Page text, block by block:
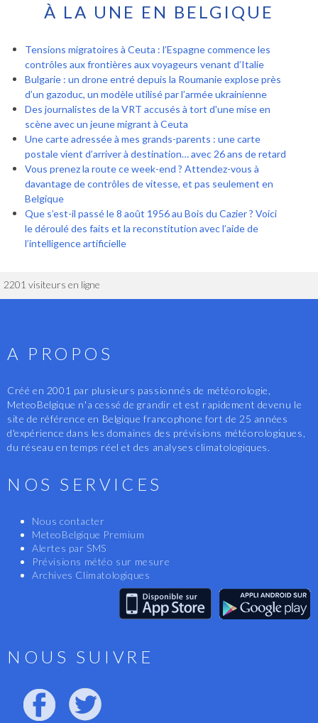
À LA UNE EN BELGIQUE
Tensions migratoires à Ceuta : l’Espagne commence les
contrôles aux frontières aux voyageurs venant d’Italie
Bulgarie : un drone entré depuis la Roumanie explose près
d’un gazoduc, un modèle utilisé par l’armée ukrainienne
Des journalistes de la VRT accusés à tort d'une mise en
scène avec un jeune migrant à Ceuta
Une carte adressée à mes grands-parents : une carte
postale vient d’arriver à destination… avec 26 ans de retard
Vous prenez la route ce week-end ? Attendez-vous à
davantage de contrôles de vitesse, et pas seulement en
Belgique
Que s’est-il passé le 8 août 1956 au Bois du Cazier ? Voici
le déroulé des faits et la reconstitution avec l’aide de
l’intelligence artificielle
2201 visiteurs en ligne
A PROPOS
Créé en 2001 par plusieurs passionnés de météorologie,
MeteoBelgique n'a cessé de grandir et est rapidement devenu le
site de référence en Belgique francophone fort de 25 années
d'expérience dans les domaines des prévisions météorologiques,
du réseau en temps réel et des analyses climatologiques.
NOS SERVICES
Nous contacter
MeteoBelgique Premium
Alertes par SMS
Prévisions météo sur mesure
Archives Climatologiques
NOUS SUIVRE